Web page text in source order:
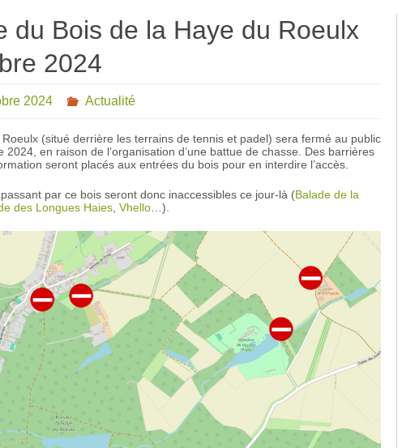
du Bois de la Haye du Roeulx
2024
2024 Actualité
(situé derrière les terrains de tennis et padel) sera fermé au public
2024, en raison de l’organisation d’une battue de chasse. Des barrières
seront placés aux entrées du bois pour en interdire l’accès.
par ce bois seront donc inaccessibles ce jour-là (Balade de la
des Longues Haies Vhello …).